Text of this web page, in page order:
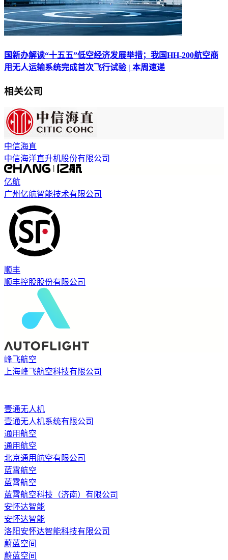
国新办解读“十五五”低空经济发展举措；我国HH-200航空商
用无人运输系统完成首次飞行试验 | 本周速递
相关公司
中信海直
中信海洋直升机股份有限公司
亿航
广州亿航智能技术有限公司
顺丰
顺丰控股股份有限公司
峰飞航空
上海峰飞航空科技有限公司
壹通无人机
壹通无人机系统有限公司
通用航空
通用航空
北京通用航空有限公司
蓝霄航空
蓝霄航空
蓝霄航空科技（济南）有限公司
安怀达智能
安怀达智能
洛阳安怀达智能科技有限公司
蔚蓝空间
蔚蓝空间